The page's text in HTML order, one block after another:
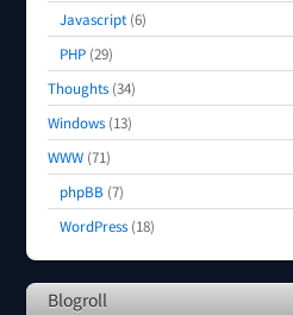
Javascript (6)
PHP (29)
Thoughts (34)
Windows (13)
WWW (71)
phpBB (7)
WordPress (18)
Blogroll